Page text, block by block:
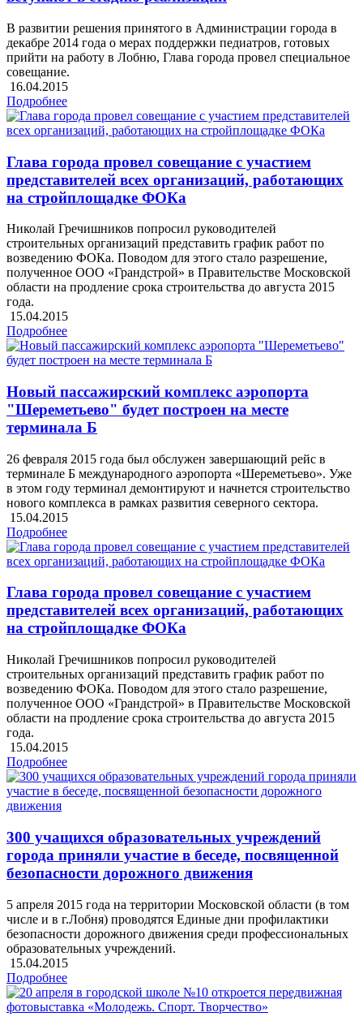
В развитии решения принятого в Администрации города в
декабре 2014 года о мерах поддержки педиатров, готовых
прийти на работу в Лобню, Глава города провел специальное
совещание.
16.04.2015
Подробнее
Глава города провел совещание с участием
представителей всех организаций, работающих
на стройплощадке ФОКа
Николай Гречишников попросил руководителей
строительных организаций представить график работ по
возведению ФОКа. Поводом для этого стало разрешение,
полученное ООО «Грандстрой» в Правительстве Московской
области на продление срока строительства до августа 2015
года.
15.04.2015
Подробнее
Новый пассажирский комплекс аэропорта
"Шереметьево" будет построен на месте
терминала Б
26 февраля 2015 года был обслужен завершающий рейс в
терминале Б международного аэропорта «Шереметьево». Уже
в этом году терминал демонтируют и начнется строительство
нового комплекса в рамках развития северного сектора.
15.04.2015
Подробнее
Глава города провел совещание с участием
представителей всех организаций, работающих
на стройплощадке ФОКа
Николай Гречишников попросил руководителей
строительных организаций представить график работ по
возведению ФОКа. Поводом для этого стало разрешение,
полученное ООО «Грандстрой» в Правительстве Московской
области на продление срока строительства до августа 2015
года.
15.04.2015
Подробнее
300 учащихся образовательных учреждений
города приняли участие в беседе, посвященной
безопасности дорожного движения
5 апреля 2015 года на территории Московской области (в том
числе и в г.Лобня) проводятся Единые дни профилактики
безопасности дорожного движения среди профессиональных
образовательных учреждений.
15.04.2015
Подробнее